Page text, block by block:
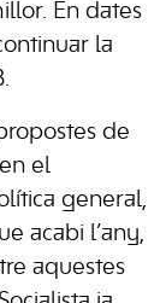
En dates
la
de
el
general,
acabi l’any,
aquestes